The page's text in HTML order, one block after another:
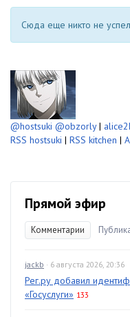
Сюда еще никто не успел
@hostsuki @obzorly|
RSS hostsuki | RSS kitchen |
Прямой эфир
Комментарии
jackb · 6 августа 2026, 20:36
Рег.ру добавил
«Госуслуги» 133